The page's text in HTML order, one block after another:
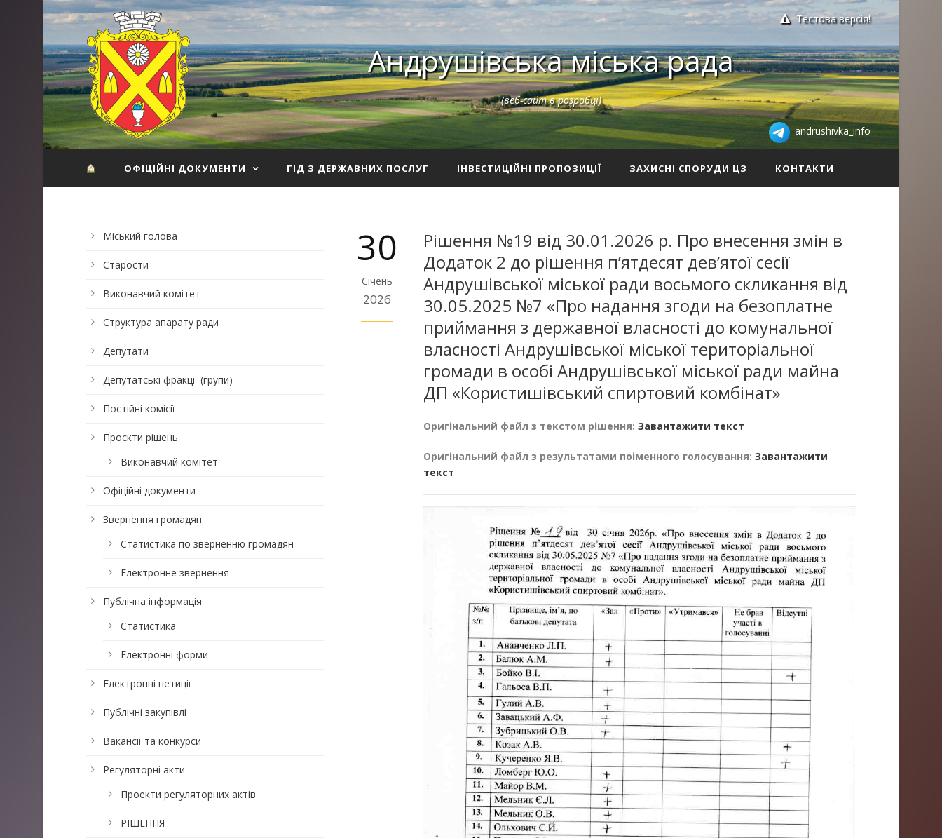
Тестова версія!
Андрушівська міська рада
(веб-сайт в розробці)
andrushivka_info
ОФІЦІЙНІ ДОКУМЕНТИ ГІД З ДЕРЖАВНИХ ПОСЛУГ ІНВЕСТИЦІЙНІ ПРОПОЗИЦІЇ ЗАХИСНІ СПОРУДИ ЦЗ КОНТАКТИ
30
Січень
2026
Рішення №19 від 30.01.2026 р. Про внесення змін в
Додаток 2 до рішення п’ятдесят дев’ятої сесії
Андрушівської міської ради восьмого скликання від
30.05.2025 №7 «Про надання згоди на безоплатне
приймання з державної власності до комунальної
власності Андрушівської міської територіальної
громади в особі Андрушівської міської ради майна
ДП «Користишівський спиртовий комбінат»
Оригінальний файл з текстом рішення: Завантажити текст
Оригінальний файл з результатами поіменного голосування: Завантажити
текст
Міський голова
Старости
Виконавчий комітет
Структура апарату ради
Депутати
Депутатські фракції (групи)
Постійні комісії
Проєкти рішень
Виконавчий комітет
Офіційні документи
Звернення громадян
Статистика по зверненню громадян
Електронне звернення
Публічна інформація
Статистика
Електронні форми
Електронні петиції
Публічні закупівлі
Вакансії та конкурси
Регуляторні акти
Проекти регуляторних актів
РІШЕННЯ